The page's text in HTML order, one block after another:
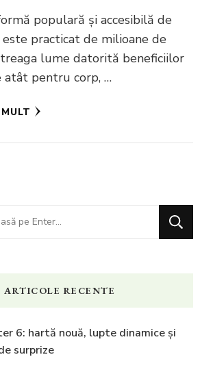
populară și accesibilă de
este practicat de milioane de
lume datorită beneficiilor
pentru corp, …
ARTICOLE RECENTE
6: hartă nouă, lupte dinamice și
surprize